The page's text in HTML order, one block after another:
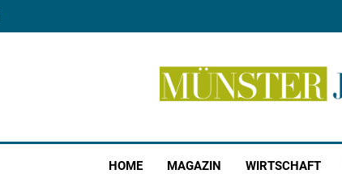
HOME MAGAZIN WIRTSCHAFT